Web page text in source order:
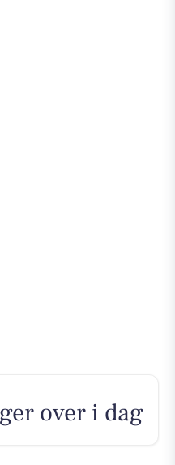
over i dag